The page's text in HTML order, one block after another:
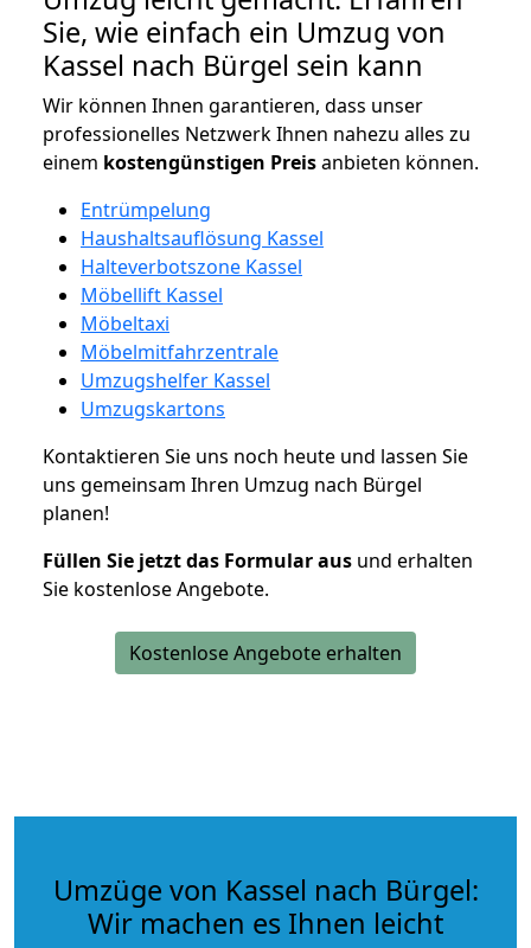
Sie, wie einfach ein Umzug von
Kassel nach Bürgel sein kann
Wir können Ihnen garantieren, dass unser
professionelles Netzwerk Ihnen nahezu alles zu
einem kostengünstigen Preisanbieten können.
Entrümpelung
Haushaltsauflösung Kassel
Halteverbotszone Kassel
Möbellift Kassel
Möbeltaxi
Möbelmitfahrzentrale
Umzugshelfer Kassel
Umzugskartons
Kontaktieren Sie uns noch heute und lassen Sie
uns gemeinsam Ihren Umzug nach Bürgel
planen!
Füllen Sie jetzt das Formular aus und erhalten
Sie kostenlose Angebote.
Kostenlose Angebote erhalten
Umzüge von Kassel nach Bürgel:
Wir machen es Ihnen leicht